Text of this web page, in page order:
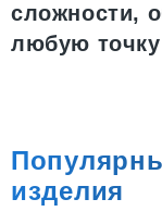
сложности,
любую
изделия